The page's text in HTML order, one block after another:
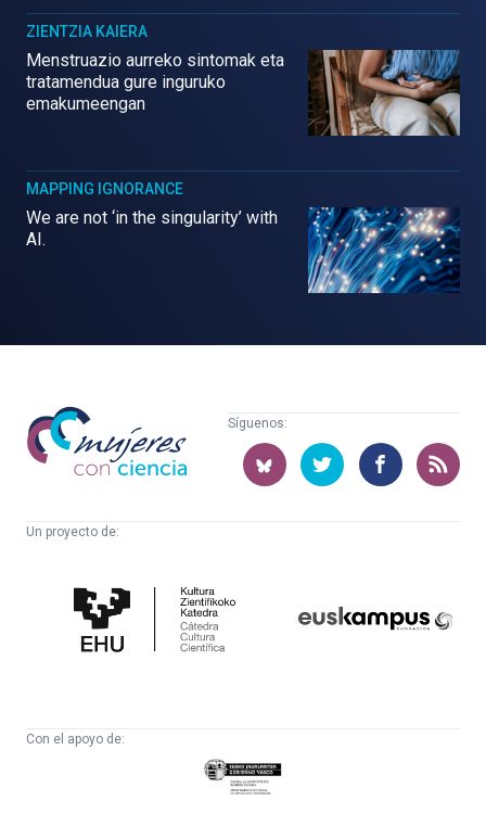
ZIENTZIA KAIERA
Menstruazio aurreko sintomak eta
tratamendua gure inguruko
emakumeengan
MAPPING IGNORANCE
We are not ‘in the singularity’ with
AI.
Mujeres
con
ciencia
Síguenos:
Un proyecto de:
Cultura
Científica
Con el apoyo de:
Eusko
Jaurlaritza